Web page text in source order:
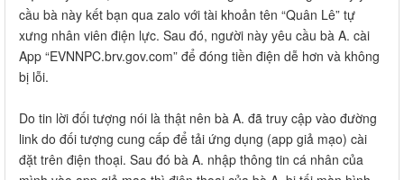
cầu bà này kết bạn qua zalo với tài khoản tên “Quân Lê” tự
xưng nhân viên điện lực. Sau đó, người này yêu cầu bà A. cài
App “EVNNPC.brv.gov.com” để đóng tiền điện dễ hơn và không
bị lỗi.
Do tin lời đối tượng nói là thật nên bà A. đã truy cập vào đường
link do đối tượng cung cấp để tải ứng dụng (app giả mạo) cài
đặt trên điện thoại. Sau đó bà A. nhập thông tin cá nhân của